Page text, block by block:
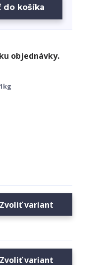
do košíka
Zvoliť variant
Zvoliť variant